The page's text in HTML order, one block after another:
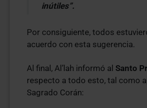
inútiles”.
Por consiguiente, todos
acuerdo con esta sugerencia.
Al final, Al’lah informó al Santo
respecto a todo esto, tal como
Sagrado Corán: